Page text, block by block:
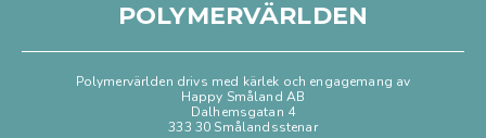
POLYMERVÄRLDEN
Polymervärlden drivs med kärlek och engagemang av
Happy Småland AB
Dalhemsgatan 4
333 30 Smålandsstenar